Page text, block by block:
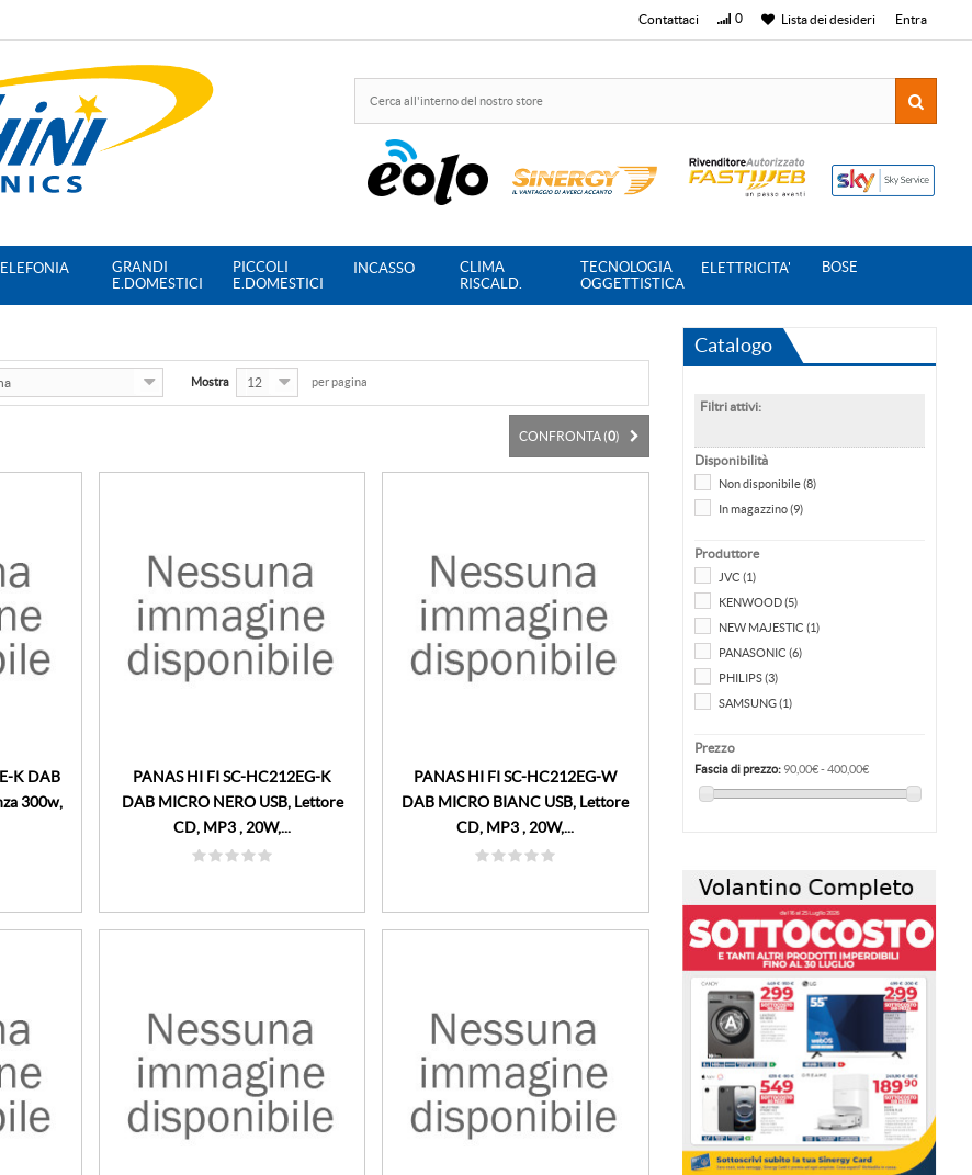
Entra
Lista dei desideri
0
Contattaci
GRANDI
E.DOMESTICI
PICCOLI
E.DOMESTICI
INCASSO
CLIMA
RISCALD.
TECNOLOGIA
OGGETTISTICA
ELETTRICITA' BOSE
Mostra 12 per pagina
CONFRONTA (0)
K DAB
300w,
PANAS HI FI SC-HC212EG-K
DAB MICRO NERO USB, Lettore
CD, MP3 , 20W,...
PANAS HI FI SC-HC212EG-W
DAB MICRO BIANC USB, Lettore
CD, MP3 , 20W,...
Catalogo
Filtri attivi:
Disponibilità
Non disponibile(8)
In magazzino(9)
Produttore
JVC (1)
KENWOOD(5)
NEW MAJESTIC (1)
PANASONIC (6)
PHILIPS(3)
SAMSUNG(1)
Prezzo
Fascia di prezzo: 90,00€ - 400,00€